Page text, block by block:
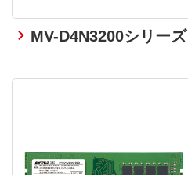
MV-D4N3200シリーズ